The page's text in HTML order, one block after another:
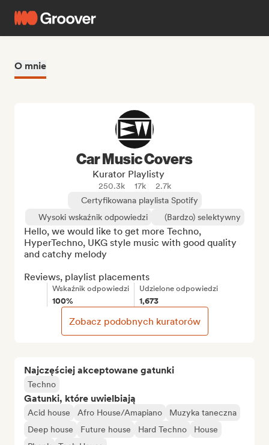
O mnie
Najczęściej akceptowane gatunki
Techno
Gatunki, które uwielbiają
Acid house Afro House/Amapiano
Muzyka taneczna
Deep house
Future house Hard Techno
House
Car Music Covers
Kurator Playlisty
250.3k 17k
2.7k
Certyfikowana playlista Spotify
Wysoki wskaźnik odpowiedzi
(Bardzo) selektywny
Hello, we would like to get more Techno,
HyperTechno, UKG style music with good quality
and catchy melody
Reviews, playlist placements
Wskaźnik odpowiedzi
100%
Udzielone odpowiedzi
1,673
Zobacz podobnych kuratorów